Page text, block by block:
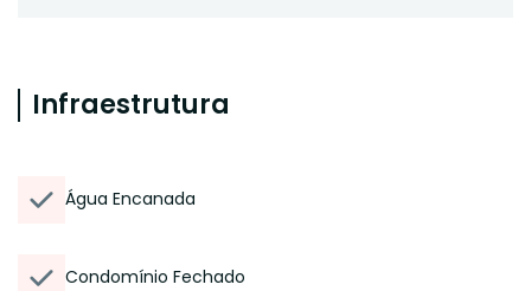
Infraestrutura
Água Encanada
Condomínio Fechado